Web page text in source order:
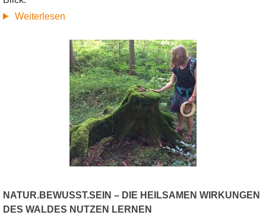
Weiterlesen
NATUR.BEWUSST.SEIN – DIE HEILSAMEN WIRKUNGEN
DES WALDES NUTZEN LERNEN